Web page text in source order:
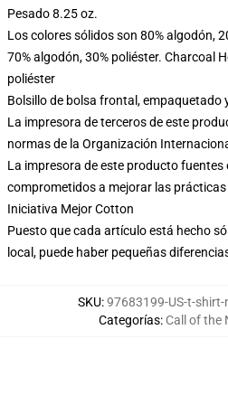
Pesado 8.25 oz.
Los colores sólidos son 80% algodón,
70% algodón, 30% poliéster. Charcoal
poliéster
Bolsillo de bolsa frontal, empaquetado
La impresora de terceros de este
normas de la Organización
La impresora de este producto
comprometidos a mejorar las
Iniciativa Mejor Cotton
Puesto que cada artículo está hecho
local, puede haber pequeñas
SKU:97683199-US-t-shirt-
Categorías: Call of the